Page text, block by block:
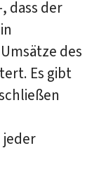
dass der
des
Es gibt
jeder